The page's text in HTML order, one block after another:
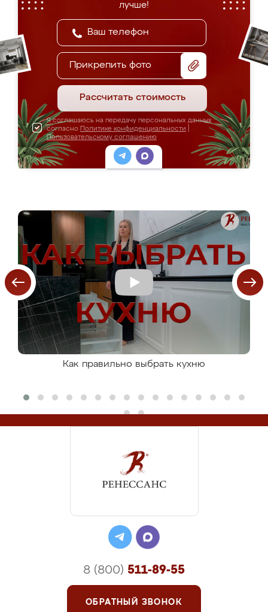
лучше!
Прикрепить фото
Рассчитать стоимость
Я соглашаюсь на передачу персональных данных
согласно Политике конфиденциальности
Пользовательскому соглашению
Как правильно выбрать кухню
8 (800) 511-89-55
ОБРАТНЫЙ ЗВОНОК